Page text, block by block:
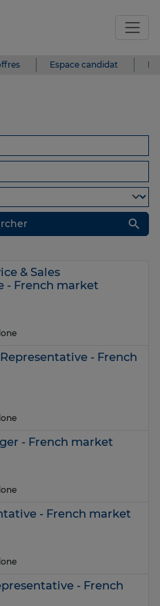
Espace candidat
search
& Sales
- French market
- French
- French market
- French market
- French